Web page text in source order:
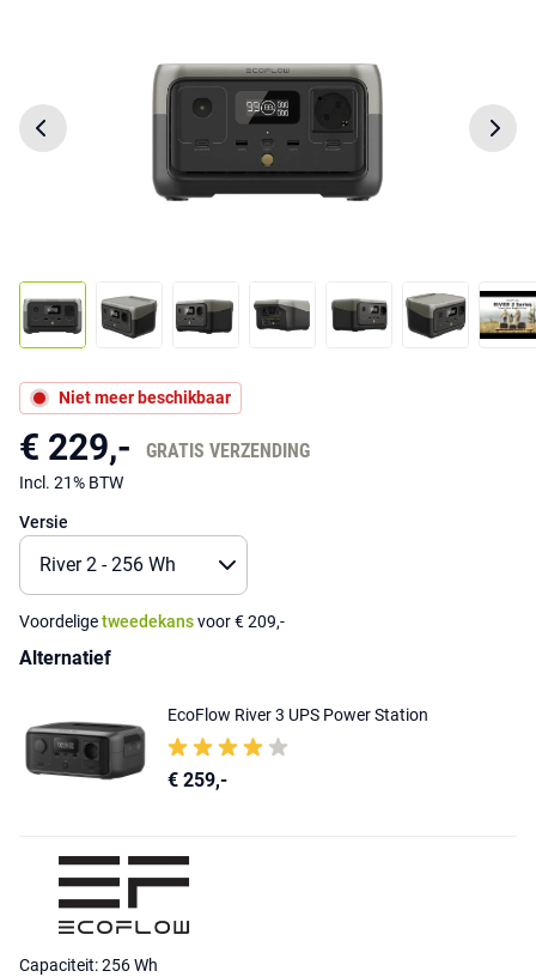
Niet meer beschikbaar
€ 229,- GRATIS VERZENDING
Incl. 21% BTW
Versie
Voordeligetweedekansvoor € 209,-
Alternatief
EcoFlow River 3 UPS Power Station
€ 259,-
Capaciteit: 256 Wh